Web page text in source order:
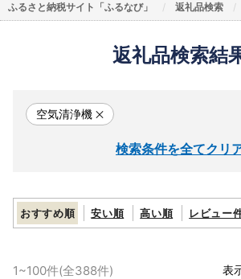
ふるさと納税サイト「ふるなび」 返礼品検索
返礼品検索結
空気清浄機
検索条件を全てクリ
おすすめ順 安い順 高い順 レビュー
1~100件(全388件) 表